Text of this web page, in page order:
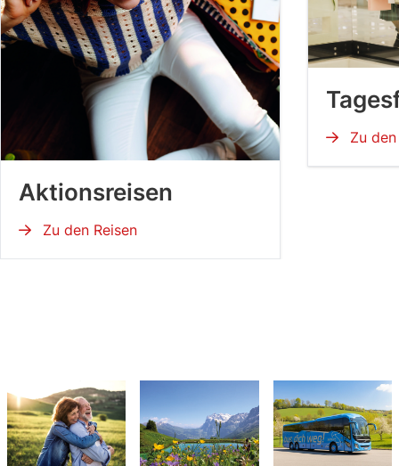
Aktionsreisen
Zu den Reisen
Zu